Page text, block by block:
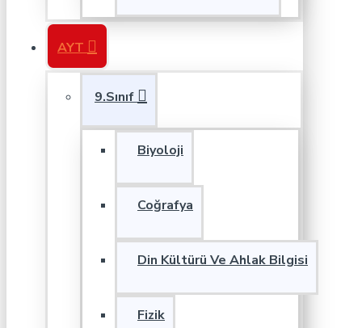
AYT
9.Sınıf
Biyoloji
Coğrafya
Din Kültürü Ve Ahlak Bilgisi
Fizik